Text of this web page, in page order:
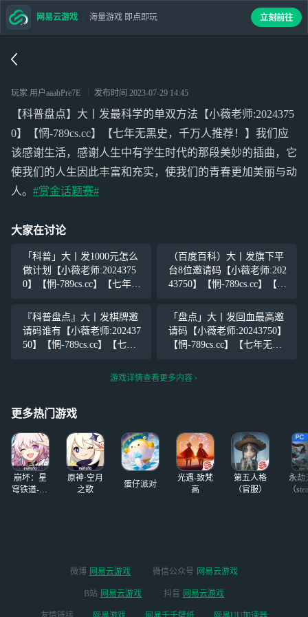
玩家 用户aaabPre7E 发布时间 2023-07-29 14:45
【科普盘点】大丨发最科学的单双方法【小薇老师:2024375
0】【惘-789cs.cc】【七年无黑史，千万人推荐！】我们应
该感谢生活，感谢人生中有学生时代的那段美妙的插曲，它
使我们的人生因此丰富和充实，使我们的青春更加美丽与动
人。 #赏金话题赛#
大家在讨论
「科普」大丨发1000元怎么
做计划【小薇老师:2024375
0】【惘-789cs.cc】【七年无
应该感谢生活，感谢人生中
有学生时代的那段美妙的插
曲，它使我们的人生因此丰
（百度百科）大丨发旗下平
台8位邀请码【小薇老师:202
43750】【惘-789cs.cc】【七
我们应该感谢生活，感谢人
生中有学生时代的那段美妙
的插曲，它使我们的人生因
『科普盘点』大丨发棋牌邀
请码谁有【小薇老师:202437
50】【惘-789cs.cc】【七年
们应该感谢生活，感谢人生
丰富和充实，
「盘点」大丨发回血最高邀
请码【小薇老师:20243750】
【惘-789cs.cc】【七年无黑
该感谢生活，感谢人生中有
游戏详情查看更多内容
更多热门游戏
崩坏：星
穹铁道-4.4
原神·空月
之歌
蛋仔派对
光遇-致梵
高
第五人格
（官服）
永劫
（
网易云游戏 海量游戏 即点即玩 立刻前往
微博 网易云游戏 微信公众号 网易云游戏
B站 网易云游戏 抖音 网易云游戏